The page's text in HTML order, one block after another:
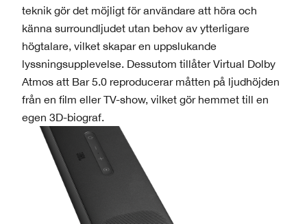
teknik gör det möjligt för användare att höra och
känna surroundljudet utan behov av ytterligare
högtalare, vilket skapar en uppslukande
lyssningsupplevelse. Dessutom tillåter Virtual Dolby
Atmos att Bar 5.0 reproducerar måtten på ljudhöjden
från en film eller TV-show, vilket gör hemmet till en
egen 3D-biograf.